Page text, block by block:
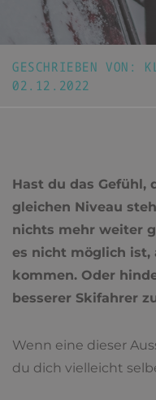
GESCHRIEBEN VON:
02.12.2022
Hast du das Gefühl,
gleichen Niveau
nichts mehr weiter
es nicht möglich ist,
kommen. Oder
besserer Skifahrer
Wenn eine dieser
du dich vielleicht